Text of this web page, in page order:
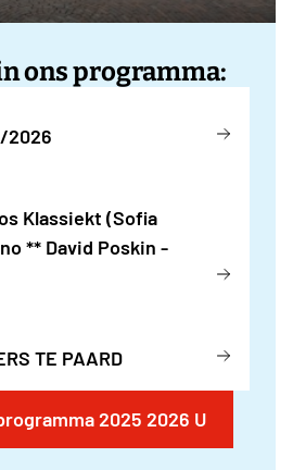
ons programma:
2026
Klassiekt (Sofia
** David Poskin -
TE PAARD
2025 2026 U